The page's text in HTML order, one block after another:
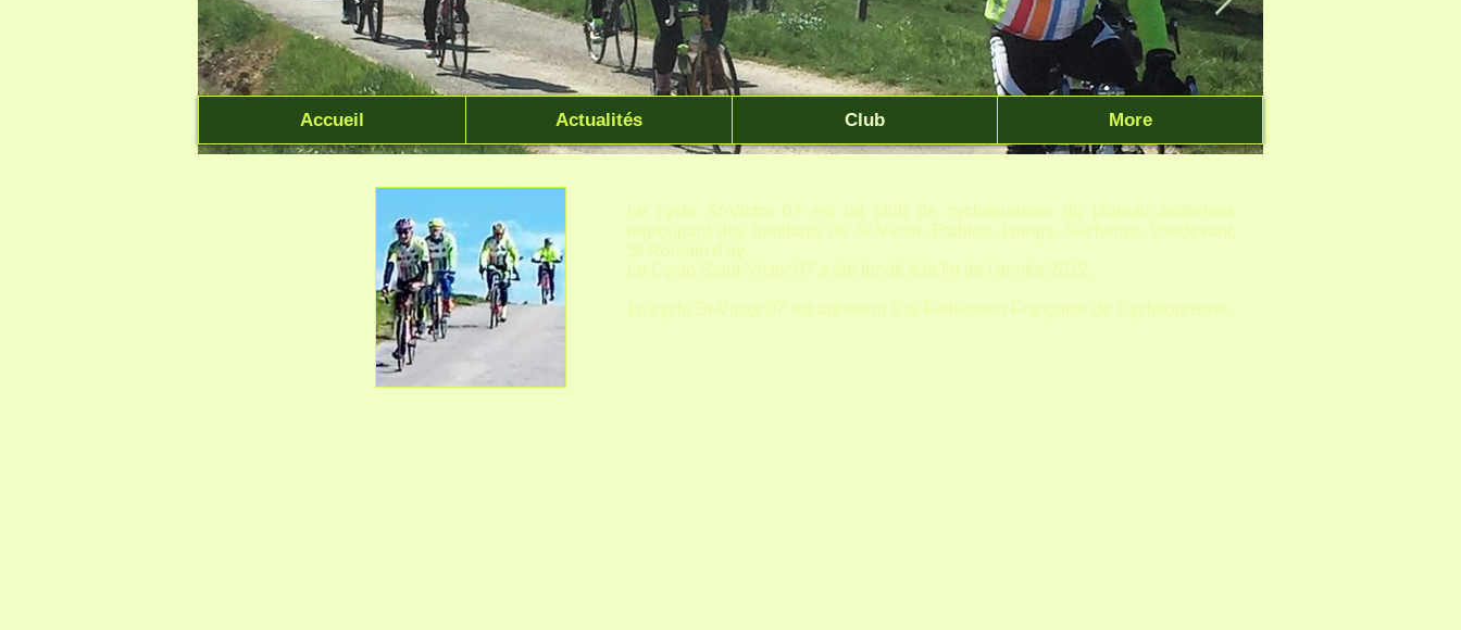
Sortie locale 14-03 (11) - Copie.JPG
Accueil Actualités Club More
Le cyclo St-Victor 07 est un club de cyclotourisme du plateau ardéchois
regroupant des habitants de St-Victor, Étables, Lemps, Sécheras, Vaudevant,
St Romain d'ay.
Le Cyclo Saint-Victor 07 a été fondé à la fin de l'année 2012.
Le cyclo St-Victor 07 est adhérent à la Fédération Française de Cyclotourisme.